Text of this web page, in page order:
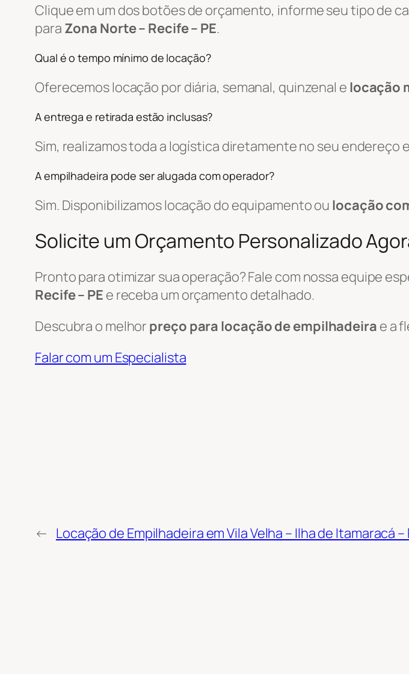
Clique em um dos botões de orçamento, informe seu tipo de
para Zona Norte – Recife – PE.
Qual é o tempo mínimo de locação?
Oferecemos locação por diária, semanal, quinzenal e locação
A entrega e retirada estão inclusas?
Sim, realizamos toda a logística diretamente no seu endereço
A empilhadeira pode ser alugada com operador?
Sim. Disponibilizamos locação do equipamento ou locação
Solicite um Orçamento Personalizado
Pronto para otimizar sua operação? Fale com nossa equipe
Recife – PE e receba um orçamento detalhado.
Descubra o melhor preço para locação de empilhadeira e a
Falar com um Especialista
← Locação de Empilhadeira em Vila Velha – Ilha de Itamaracá –